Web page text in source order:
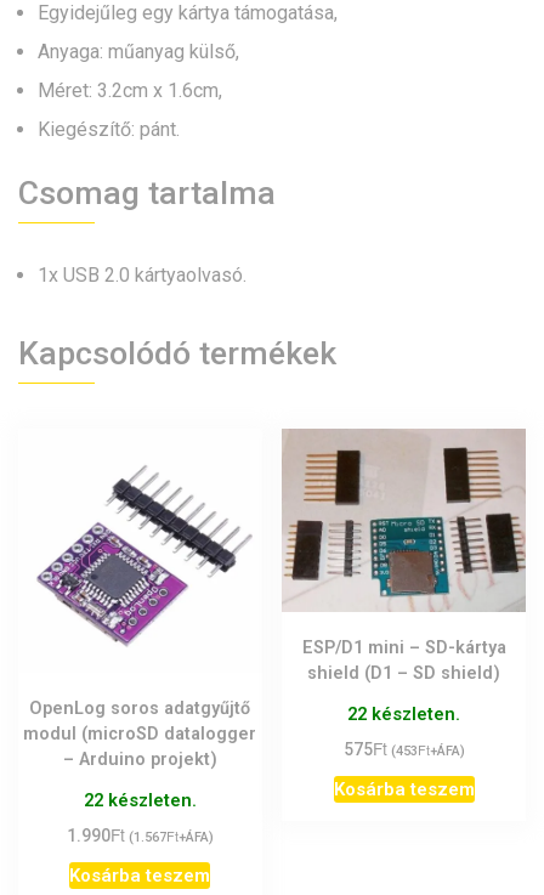
Egyidejűleg egy kártya támogatása,
Anyaga: műanyag külső,
Méret: 3.2cm x 1.6cm,
Kiegészítő: pánt.
Csomag tartalma
1x USB 2.0 kártyaolvasó.
Kapcsolódó termékek
OpenLog soros adatgyűjtő
modul (microSD datalogger
– Arduino projekt)
22 készleten.
1.990Ft (1.567Ft+ÁFA)
Kosárba teszem
ESP/D1 mini – SD-kártya
shield (D1 – SD shield)
22 készleten.
575Ft (453Ft+ÁFA)
Kosárba teszem